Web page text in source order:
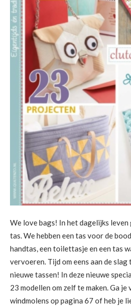
We love bags! In het dagelijks leven
tas. We hebben een tas voor de
handtas, een toilettasje en een tas
vervoeren. Tijd om eens aan de slag
nieuwe tassen! In deze nieuwe
23 modellen om zelf te maken. Ga je
windmolens op pagina 67 of heb je